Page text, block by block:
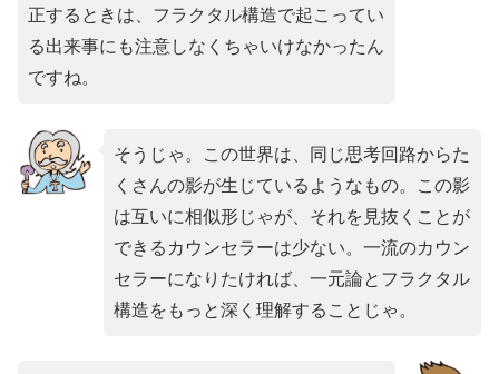
正するときは、フラクタル構造で起こってい
る出来事にも注意しなくちゃいけなかったん
ですね。
そうじゃ。この世界は、同じ思考回路からた
くさんの影が生じているようなもの。この影
は互いに相似形じゃが、それを見抜くことが
できるカウンセラーは少ない。一流のカウン
セラーになりたければ、一元論とフラクタル
構造をもっと深く理解することじゃ。